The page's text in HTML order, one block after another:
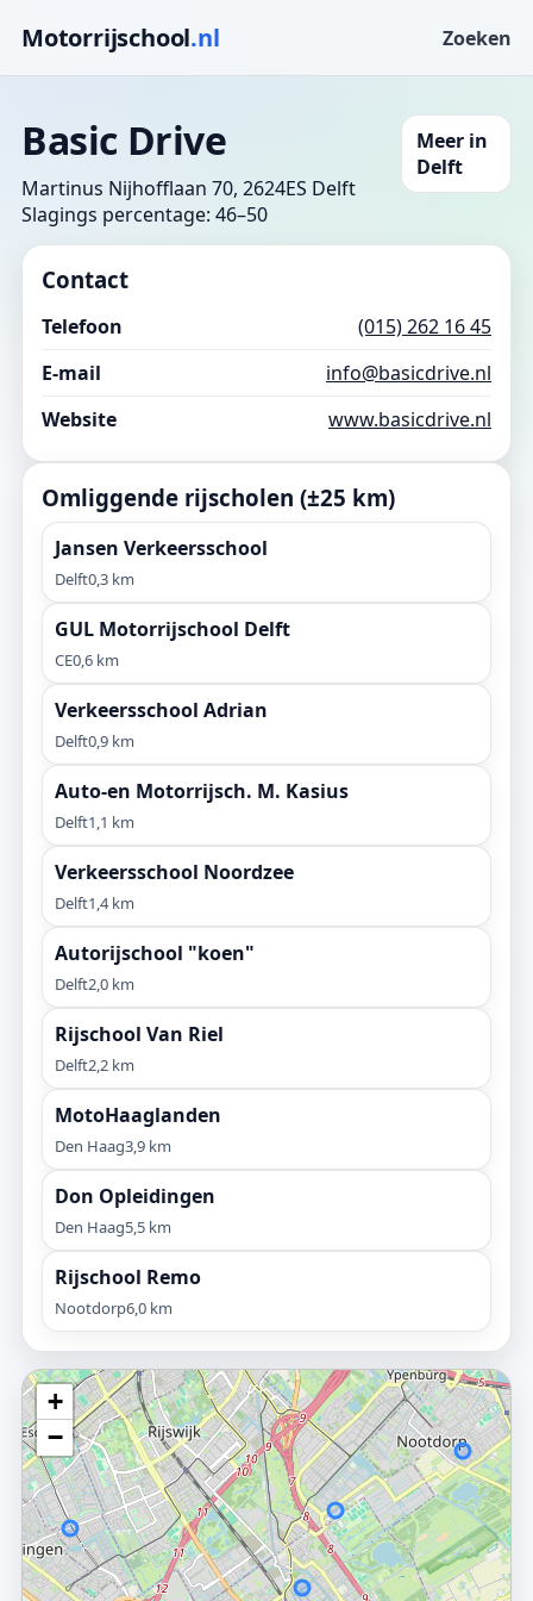
Motorrijschool.nl Zoeken
Basic Drive
Martinus Nijhofflaan 70, 2624ES Delft
Slagings percentage: 46–50
Meer in
Delft
Contact
Telefoon
(015) 262 16 45
E-mail
info@basicdrive.nl
Website
www.basicdrive.nl
Omliggende rijscholen (±25 km)
Jansen Verkeersschool
Delft0,3 km
GUL Motorrijschool Delft
CE0,6 km
Verkeersschool Adrian
Delft0,9 km
Auto-en Motorrijsch. M. Kasius
Delft1,1 km
Verkeersschool Noordzee
Delft1,4 km
Autorijschool "koen"
Delft2,0 km
Rijschool Van Riel
Delft2,2 km
MotoHaaglanden
Den Haag3,9 km
Don Opleidingen
Den Haag5,5 km
Rijschool Remo
Nootdorp6,0 km
+
−